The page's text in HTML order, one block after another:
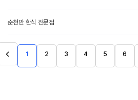
순천만 한식 전문점
1 2 3 4 5 6